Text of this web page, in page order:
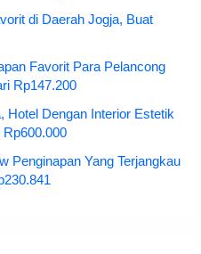
di Daerah Jogja, Buat
Favorit Para Pelancong
Rp147.200
Hotel Dengan Interior Estetik
Rp600.000
Penginapan Yang Terjangkau